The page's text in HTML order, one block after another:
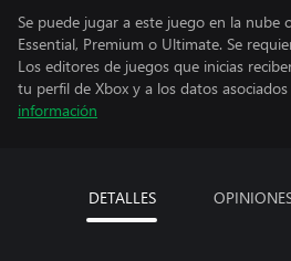
Se puede jugar a este juego en la nube
Essential, Premium o Ultimate. Se
Los editores de juegos que inicias
tu perfil de Xbox y a los datos
información
DETALLES